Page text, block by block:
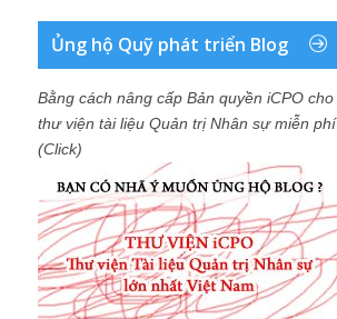
Ủng hộ Quỹ phát triển Blog
Bằng cách nâng cấp Bản quyền iCPO cho
thư viện tài liệu Quản trị Nhân sự miễn phí
(Click)